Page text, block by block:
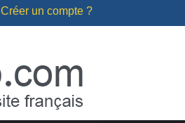
Créer un compte ?